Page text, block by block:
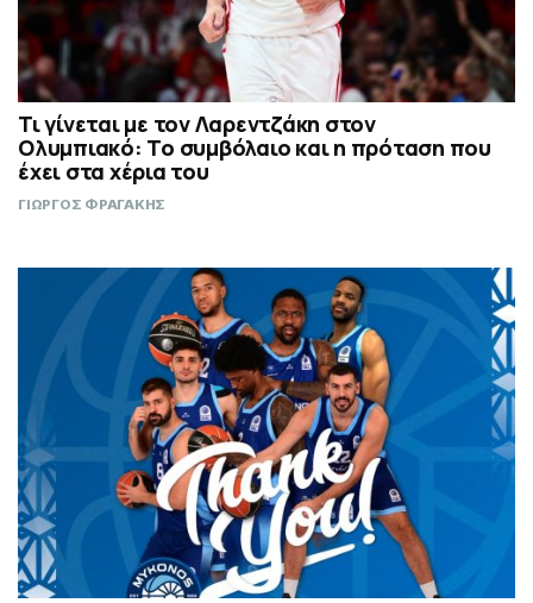
Τι γίνεται με τον Λαρεντζάκη στον
Ολυμπιακό: Το συμβόλαιο και η πρόταση που
έχει στα χέρια του
ΓΙΩΡΓΟΣ ΦΡΑΓΑΚΗΣ